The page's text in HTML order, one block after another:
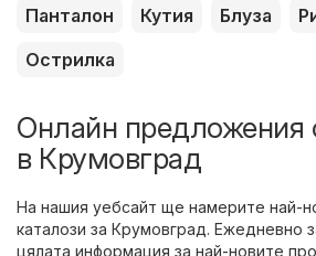
Панталон
Кутия Блуза
Острилка
Онлайн предложения
в Крумовград
На нашия уебсайт ще намерите най-
каталози за Крумовград. Ежедневно
цялата информация за най-новите